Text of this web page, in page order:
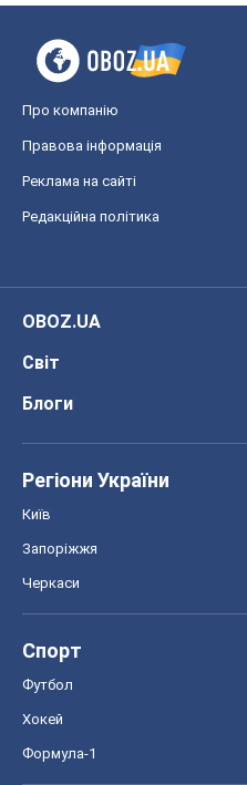
Про компанію
Правова інформація
Реклама на сайті
Редакційна політика
OBOZ.UA
Світ
Блоги
Регіони України
Київ
Запоріжжя
Черкаси
Спорт
Футбол
Хокей
Формула-1